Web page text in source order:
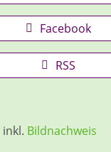
Facebook
RSS
inkl. Bildnachweis